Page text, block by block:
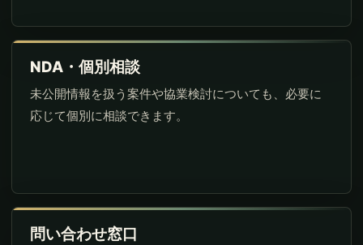
NDA・個別相談
未公開情報を扱う案件や協業検討についても、必要に
応じて個別に相談できます。
問い合わせ窓口